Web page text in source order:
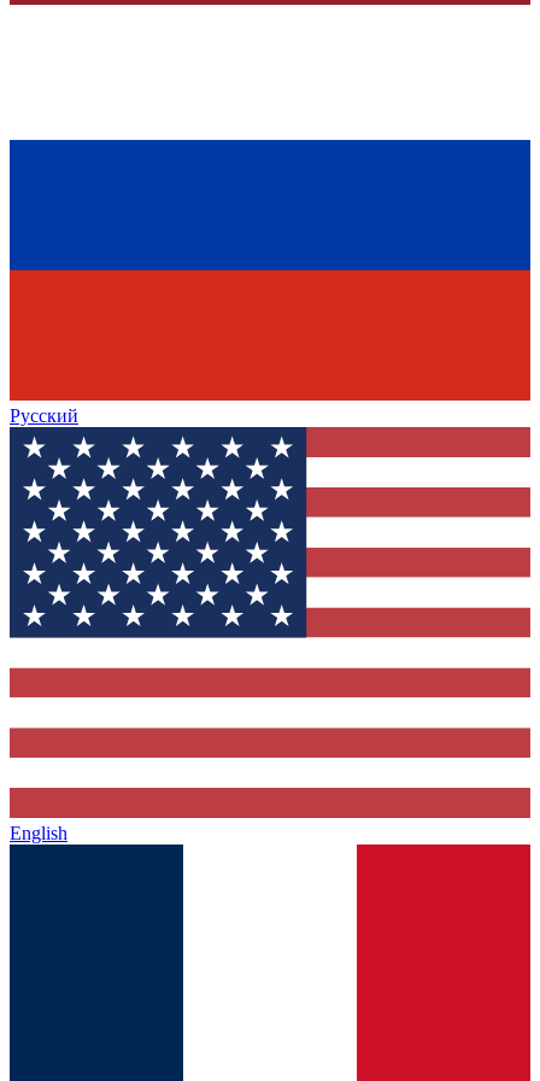
Русский
English